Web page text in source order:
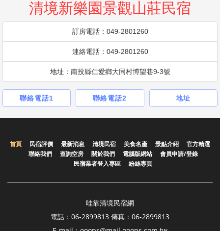
清境新樂園景觀山莊民宿
訂房電話：049-2801260
連絡電話：049-2801260
地址：南投縣仁愛鄉大同村博望巷9-3號
聯絡電話1 聯絡電話2 地址
首頁 民宿評價 最新消息 清境民宿 美食名產 景點介紹
官方精選
聯絡我們
查詢空房 關於我們 電腦版網站
會員申請/登錄
民宿業者登入專區
紛絲專頁
哇靠清境民宿網
電話：06-2899813 傳真：06-2899813